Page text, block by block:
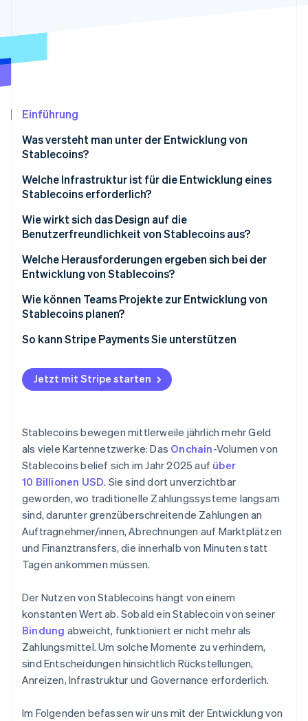
Start-up-Gründung
Climate
Stripe-Sessions 2026
Jetzt ansehen
Einführung
Was versteht man unter der Entwicklung von
Stablecoins?
Welche Infrastruktur ist für die Entwicklung eines
Stablecoins erforderlich?
Blockchain und Smart-Contract-Ebene
Sicherheitskontrollen
Integrationssysteme
Wie wirkt sich das Design auf die
Benutzerfreundlichkeit von Stablecoins aus?
Netzwerkleistung und Kosten
Zugang zu Liquidität
Transparenz
Alltägliche Erfahrung
Welche Herausforderungen ergeben sich bei der
Entwicklung von Stablecoins?
Stabilität der Bindung
Regulierungsdruck
Liquidität und Markttiefe
Wie können Teams Projekte zur Entwicklung von
Stablecoins planen?
Festlegung der Rahmenbedingungen
Erstellung eines Ausführungsplans
Compliance-orientiertes Design
So kann Stripe Payments Sie unterstützen
Jetzt mit Stripe starten
Stablecoins bewegen mittlerweile jährlich mehr Geld
als viele Kartennetzwerke: Das Onchain-Volumen von
Stablecoins belief sich im Jahr 2025 auf über
10 Billionen USD. Sie sind dort unverzichtbar
geworden, wo traditionelle Zahlungssysteme langsam
sind, darunter grenzüberschreitende Zahlungen an
Auftragnehmer/innen, Abrechnungen auf Marktplätzen
und Finanztransfers, die innerhalb von Minuten statt
Tagen ankommen müssen.
Der Nutzen von Stablecoins hängt von einem
konstanten Wert ab. Sobald ein Stablecoin von seiner
Bindung abweicht, funktioniert er nicht mehr als
Zahlungsmittel. Um solche Momente zu verhindern,
sind Entscheidungen hinsichtlich Rückstellungen,
Anreizen, Infrastruktur und Governance erforderlich.
Im Folgenden befassen wir uns mit der Entwicklung von